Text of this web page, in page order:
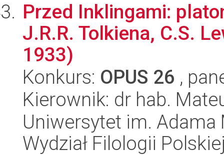
Przed Inklingami:
J.R.R. Tolkiena, C.S.
1933)
Konkurs: OPUS 26 ,
Kierownik: dr hab.
Uniwersytet im.
Wydział Filologii